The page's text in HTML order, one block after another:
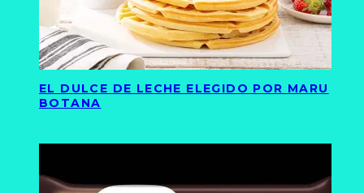
EL DULCE DE LECHE ELEGIDO POR MARU
BOTANA